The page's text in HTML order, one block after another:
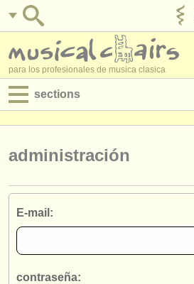
para los profesionales de musica clasica
sections
empleos - administración
cursillos
administración
E-mail:
contraseña: